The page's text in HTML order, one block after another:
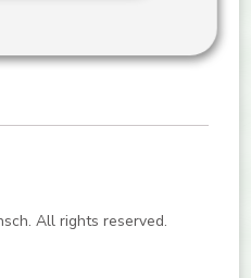
All rights reserved.